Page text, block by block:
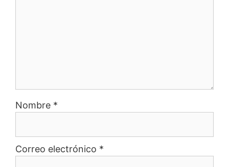
Nombre *
Correo electrónico *